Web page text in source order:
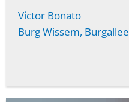
Victor Bonato
Burg Wissem, Burgallee